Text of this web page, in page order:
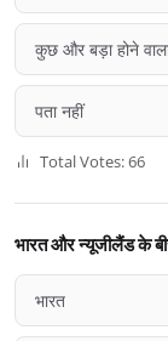
कुछ और बड़ा होने वाला
पता नहीं
Total Votes: 66
भारत और न्यूजीलैंड के
भारत